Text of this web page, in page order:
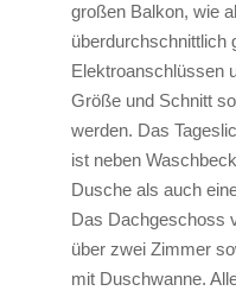
großen Balkon, wie
überdurchschnittlich
Elektroanschlüssen
Größe und Schnitt
werden. Das
ist neben
Dusche als auch
Das Dachgeschoss
über zwei Zimmer
mit Duschwanne.